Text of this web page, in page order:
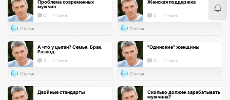
Проблема современных
мужчин
0 < 1 мин.
Статья
Женская поддержка
0 < 1 мин.
Статья
А что у цыган? Семья. Брак.
Развод.
0 < 1 мин.
Статья
"Одинокие" женщины
0 < 1 мин.
Статья
Двойные стандарты
Сколько должен зарабатывать
мужчина?